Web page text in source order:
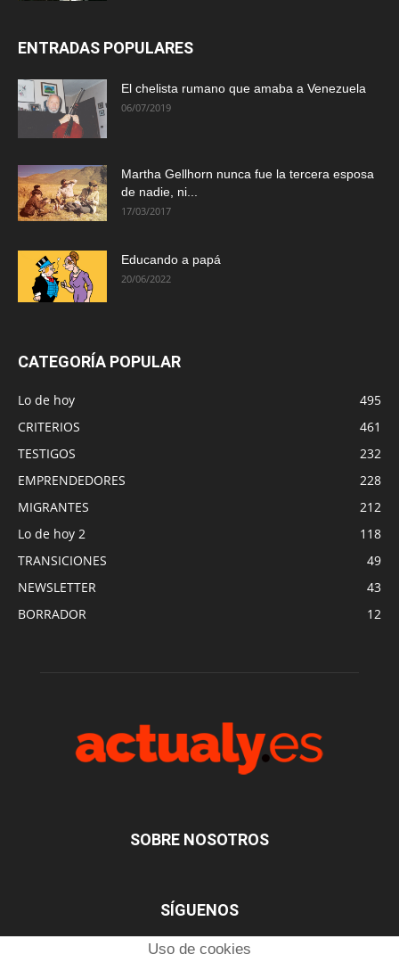
ENTRADAS POPULARES
El chelista rumano que amaba a Venezuela
06/07/2019
Martha Gellhorn nunca fue la tercera esposa
de nadie, ni...
17/03/2017
Educando a papá
20/06/2022
CATEGORÍA POPULAR
Lo de hoy
495
CRITERIOS
461
TESTIGOS
232
EMPRENDEDORES
228
MIGRANTES
212
Lo de hoy 2
118
TRANSICIONES
49
NEWSLETTER
43
BORRADOR
12
SOBRE NOSOTROS
SÍGUENOS
Uso de cookies